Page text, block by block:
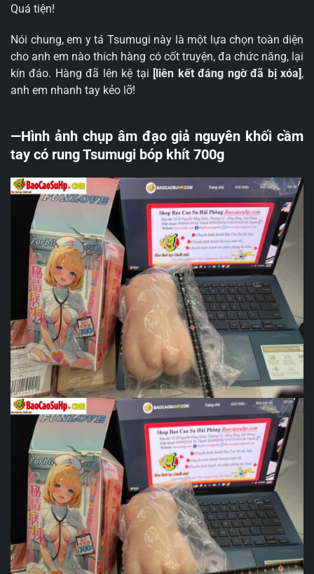
Quá tiện!
Nói chung, em y tá Tsumugi này là một lựa chọn toàn diện
cho anh em nào thích hàng có cốt truyện, đa chức năng, lại
kín đáo. Hàng đã lên kệ tại [liên kết đáng ngờ đã bị xóa],
anh em nhanh tay kẻo lỡ!
—Hình ảnh chụp âm đạo giả nguyên khối cầm
tay có rung Tsumugi bóp khít 700g